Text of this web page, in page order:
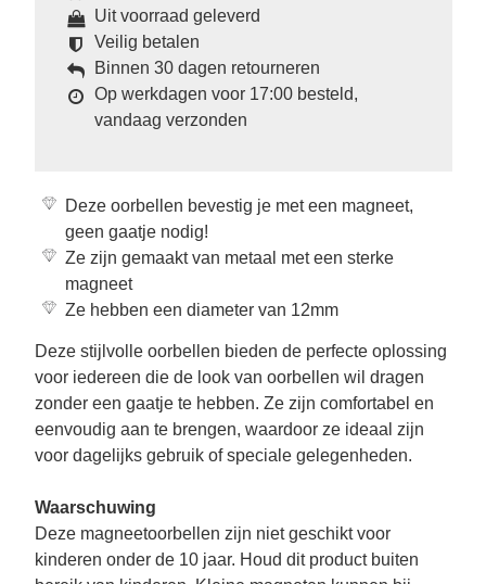
Uit voorraad geleverd
Veilig betalen
Binnen 30 dagen retourneren
Op werkdagen voor 17:00 besteld,
vandaag verzonden
Deze oorbellen bevestig je met een magneet,
geen gaatje nodig!
Ze zijn gemaakt van metaal met een sterke
magneet
Ze hebben een diameter van 12mm
Deze stijlvolle oorbellen bieden de perfecte oplossing
voor iedereen die de look van oorbellen wil dragen
zonder een gaatje te hebben. Ze zijn comfortabel en
eenvoudig aan te brengen, waardoor ze ideaal zijn
voor dagelijks gebruik of speciale gelegenheden.
Waarschuwing
Deze magneetoorbellen zijn niet geschikt voor
kinderen onder de 10 jaar. Houd dit product buiten